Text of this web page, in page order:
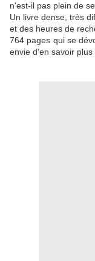
n'est-il pas plein de
Un livre dense, très
et des heures de
764 pages qui se
envie d'en savoir plus